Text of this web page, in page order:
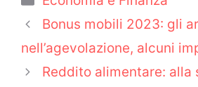
Bonus mobili 2023: gli
nell’agevolazione, alcuni
Reddito alimentare: alla